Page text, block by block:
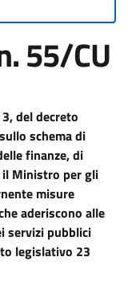
55/CU
del decreto
schema di
finanze, di
il Ministro per gli
misure
aderiscono alle
servizi pubblici
legislativo 23